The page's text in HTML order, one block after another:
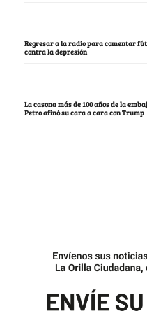
Regresar a la radio para comentar
contra la depresión
La casona más de 100 años de la
Petro afinó su cara a cara con Trump